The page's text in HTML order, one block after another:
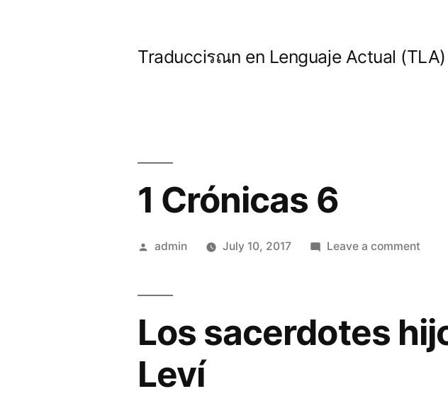
Traducciรณn en Lenguaje Actual (TLA)
1 Crónicas 6
Posted
admin July 10, 2017 Leave a commenton
Los sacerdotes
Leví